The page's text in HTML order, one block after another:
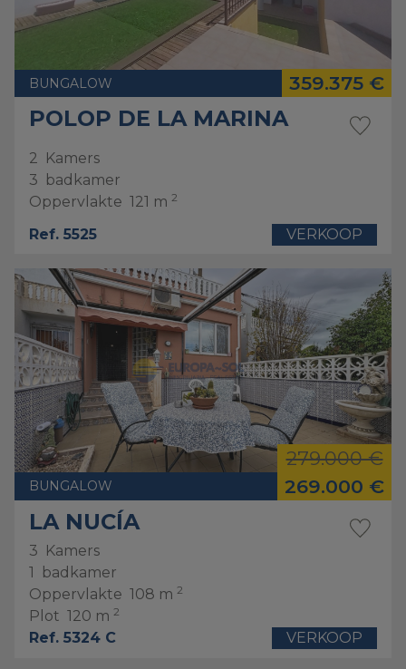
BUNGALOW 359.375 €
POLOP DE LA MARINA
2 Kamers
3
badkamer
Oppervlakte 121 m 2
Ref. 5525 VERKOOP
BUNGALOW 269.000 €
279.000 €
LA NUCÍA
3 Kamers
1
badkamer
Oppervlakte 108 m 2
Plot 120 m 2
Ref. 5324 C VERKOOP